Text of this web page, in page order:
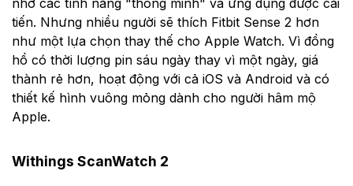
tiến. Nhưng nhiều người sẽ thích Fitbit Sense 2 hơn
như một lựa chọn thay thế cho Apple Watch. Vì đồng
hồ có thời lượng pin sáu ngày thay vì một ngày, giá
thành rẻ hơn, hoạt động với cả iOS và Android và có
thiết kế hình vuông mỏng dành cho người hâm mộ
Apple.
Withings ScanWatch 2